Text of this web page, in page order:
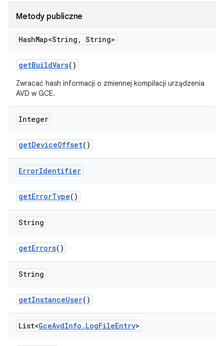
Metody publiczne
HashMap<String , String>
getBuildVars()
Zwracać hash informacji o zmiennej kompilacji urządzenia
AVD w GCE.
Integer
getDeviceOffset()
ErrorIdentifier
getErrorType()
String
getErrors()
String
getInstanceUser()
List<GceAvdInfo . LogFileEntry>